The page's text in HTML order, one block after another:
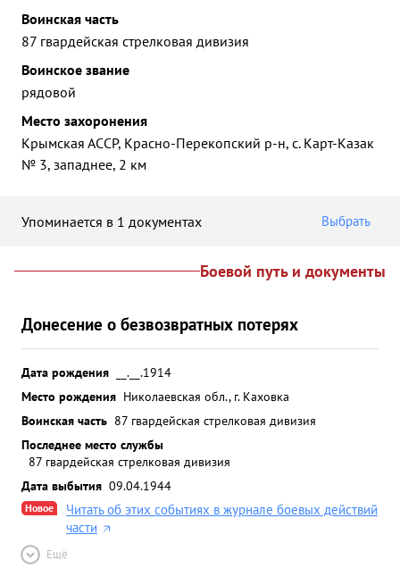
Воинская часть
87 гвардейская стрелковая дивизия
Воинское звание
рядовой
Место захоронения
Крымская АССР, Красно-Перекопский р-н, с. Карт-Казак
№ 3, западнее, 2 км
Упоминается в 1 документах Выбрать
Боевой путь и документы
Донесение о безвозвратных потерях
Дата рождения
__.__.1914
Место рождения Николаевская обл., г. Каховка
Воинская часть 87 гвардейская стрелковая дивизия
Последнее место службы
87 гвардейская стрелковая дивизия
Дата выбытия 09.04.1944
Новое
Читать об этих событиях в журнале боевых действий
части
Ещё